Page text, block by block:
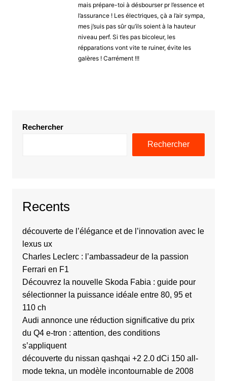
mais prépare-toi à désbourser pr l’essence et
l’assurance ! Les électriques, çà a l’air sympa,
mes j’suis pas sûr qu’ils soient à la hauteur
niveau perf. Si t’es pas bicoleur, les
répparations vont vite te ruiner, évite les
galères ! Carrément !!!
Rechercher
Rechercher
Recents
découverte de l’élégance et de l’innovation avec le
lexus ux
Charles Leclerc : l’ambassadeur de la passion
Ferrari en F1
Découvrez la nouvelle Skoda Fabia : guide pour
sélectionner la puissance idéale entre 80, 95 et
110 ch
Audi annonce une réduction significative du prix
du Q4 e-tron : attention, des conditions
s’appliquent
découverte du nissan qashqai +2 2.0 dCi 150 all-
mode tekna, un modèle incontournable de 2008